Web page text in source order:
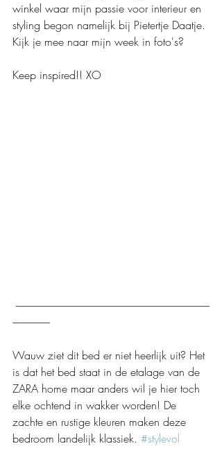
winkel waar mijn passie voor interieur en
styling begon namelijk bij Pietertje Daatje.
Kijk je mee naar mijn week in foto's?
Keep inspired!! XO
------------------
Wauw ziet dit bed er niet heerlijk uit? Het
is dat het bed staat in de etalage van de
ZARA home maar anders wil je hier toch
elke ochtend in wakker worden! De
zachte en rustige kleuren maken deze
bedroom landelijk klassiek. #stylevol